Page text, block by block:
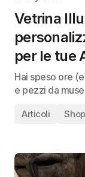
Vetrina
per le tue
Hai speso ore
e pezzi da
Articoli Shop